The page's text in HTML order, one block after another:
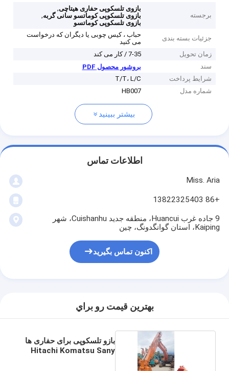
برجسته
بازوی تلسکوپی حفاری هیتاچی,
بازوی تلسکوپی کوماتسو سانی گربه,
بازوی تلسکوپی کوماتسو
جزئیات بسته بندی
حباب ، کیس چوبی یا دیگران که درخواست
می کنید
زمان تحویل
7-35 / کار می کند
سند
بروشور محصول PDF
شرایط پرداخت
T/T، L/C
شماره مدل
HB007
بیشتر ببینید
اطلاعات تماس
Miss. Aria
+86 13822325403
9 جاده غرب Huancui، منطقه جدید Cuishanhu، شهر
Kaiping، استان گوانگدونگ، چین
اکنون تماس بگیرید
بهترين قيمت رو براي
بازو تلسکوپی برای حفاری ها
Hitachi Komatsu Sany